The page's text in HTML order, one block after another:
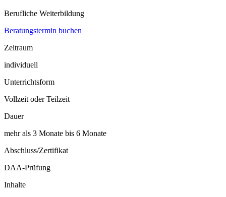
Berufliche Weiterbildung
Beratungstermin buchen
Zeitraum
individuell
Unterrichtsform
Vollzeit oder Teilzeit
Dauer
mehr als 3 Monate bis 6 Monate
Abschluss/Zertifikat
DAA-Prüfung
Inhalte